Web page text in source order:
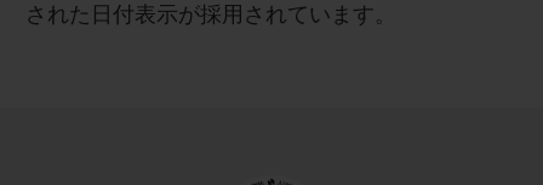
された日付表示が採用されています。